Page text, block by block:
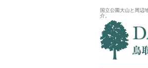
国立公園大山と周辺
介。